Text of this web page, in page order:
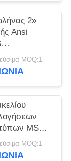
2»
Ansi
MOQ:1
MSS
τέλος
MOQ:1